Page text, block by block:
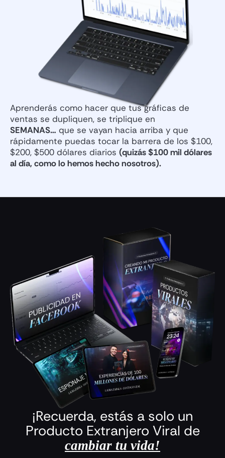
Aprenderás como hacer que tus gráficas de
ventas se dupliquen, se triplique en
SEMANAS… que se vayan hacia arriba y que
rápidamente puedas tocar la barrera de los $100,
$200, $500 dólares diarios (quizás $100 mil dólares
al día, como lo hemos hecho nosotros).
¡Recuerda, estás a solo un
Producto Extranjero Viral de
cambiar tu vida!